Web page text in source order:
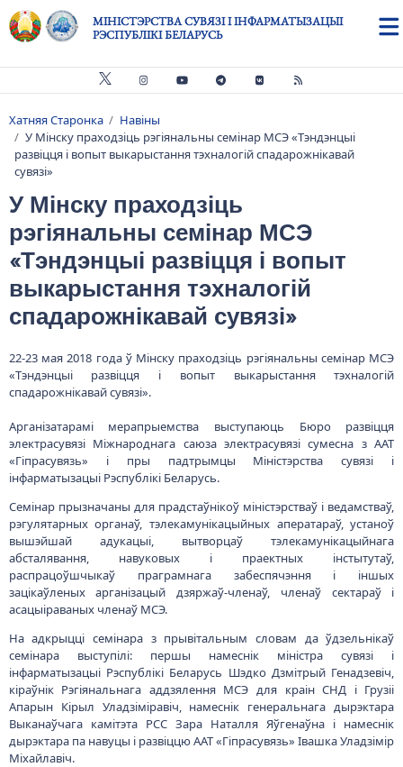
Skip to main content
МІНІСТЭРСТВА СУВЯЗІ І ІНФАРМАТЫЗАЦЫІ
РЭСПУБЛІКІ БЕЛАРУСЬ
Breadcrumb
Хатняя Старонка
Навіны
У Мінску праходзіць рэгіянальны семінар МСЭ «Тэндэнцыі
развіцця і вопыт выкарыстання тэхналогій спадарожнікавай
сувязі»
У Мінску праходзіць
рэгіянальны семінар МСЭ
«Тэндэнцыі развіцця і вопыт
выкарыстання тэхналогій
спадарожнікавай сувязі»
22-23 мая 2018 года ў Мінску праходзіць рэгіянальны семінар МСЭ
«Тэндэнцыі развіцця і вопыт выкарыстання тэхналогій
спадарожнікавай сувязі».
Арганізатарамі мерапрыемства выступаюць Бюро развіцця
электрасувязі Міжнароднага саюза электрасувязі сумесна з ААТ
«Гіпрасувязь» і пры падтрымцы Міністэрства сувязі і
інфарматызацыі Рэспублікі Беларусь.
Семінар прызначаны для прадстаўнікоў міністэрстваў і ведамстваў,
рэгулятарных органаў, тэлекамунікацыйных аператараў, устаноў
вышэйшай адукацыі, вытворцаў тэлекамунікацыйнага
абсталявання, навуковых і праектных інстытутаў,
распрацоўшчыкаў праграмнага забеспячэння і іншых
зацікаўленых арганізацый дзяржаў-членаў, членаў сектараў і
асацыіраваных членаў МСЭ.
На адкрыцці семінара з прывітальным словам да ўдзельнікаў
семінара выступілі: першы намеснік міністра сувязі і
інфарматызацыі Рэспублікі Беларусь Шэдко Дзмітрый Генадзевіч,
кіраўнік Рэгіянальнага аддзялення МСЭ для краін СНД і Грузіі
Апарын Кірыл Уладзіміравіч, намеснік генеральнага дырэктара
Выканаўчага камітэта РСС Зара Наталля Яўгенаўна і намеснік
дырэктара па навуцы і развіццю ААТ «Гіпрасувязь» Івашка Уладзімір
Міхайлавіч.